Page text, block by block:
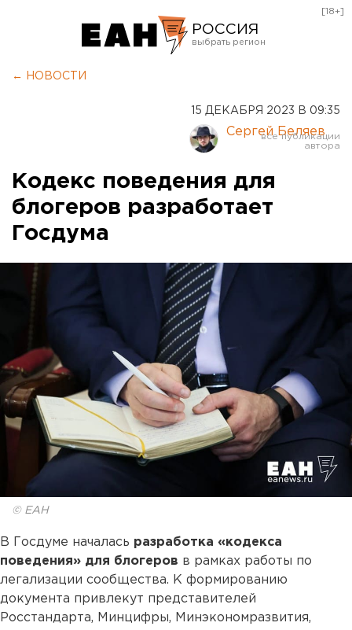
РОССИЯ
Курган
Оренбург
[18+]
← НОВОСТИ
15 ДЕКАБРЯ 2023 В 09:35
Сергей Беляев
Кодекс поведения для
блогеров разработает
Госдума
© ЕАН
В Госдуме началась разработка «кодекса
поведения» для блогеров в рамках работы по
легализации сообщества. К формированию
документа привлекут представителей
Росстандарта, Минцифры, Минэкономразвития,